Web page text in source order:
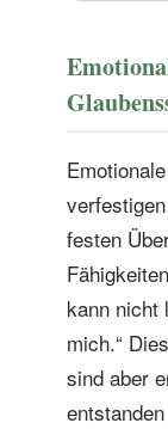
festen
kann nicht
mich.“
sind aber